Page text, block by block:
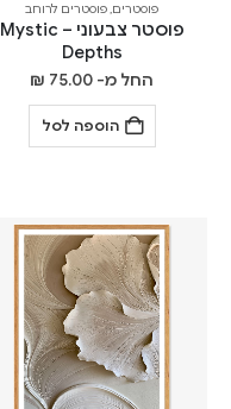
פוסטרים,פוסטרים לרוחב
פוסטר צבעוני – Mystic
Depths
החל מ- ₪ 75.00
הוספה לסל